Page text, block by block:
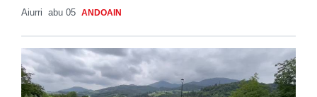
Aiurri abu 05 ANDOAIN